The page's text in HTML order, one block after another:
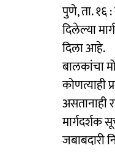
पुणे, ता. १६ :
दिलेल्या
दिला आहे.
बालकांचा
कोणत्याही
असतानाही
मार्गदर्शक
जबाबदारी